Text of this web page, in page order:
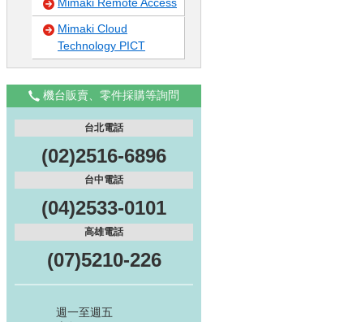
Mimaki Cloud
Technology PICT
機台販賣、零件採購等詢問
台北電話
(02)2516-6896
台中電話
(04)2533-0101
高雄電話
(07)5210-226
週一至週五